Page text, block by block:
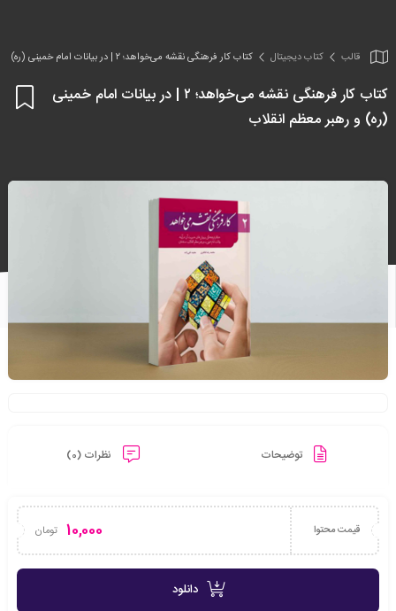
قالب کتاب دیجیتال کتاب کار فرهنگی نقشه می‌خواهد؛ ۲ | در بیانات امام خمینی (ره) و رهبر معظم انقلاب
کتاب کار فرهنگی نقشه می‌خواهد؛ ۲ | در بیانات امام خمینی
(ره) و رهبر معظم انقلاب
توضیحات نظرات (0)
قیمت محتوا 10,000 تومان
دانلود